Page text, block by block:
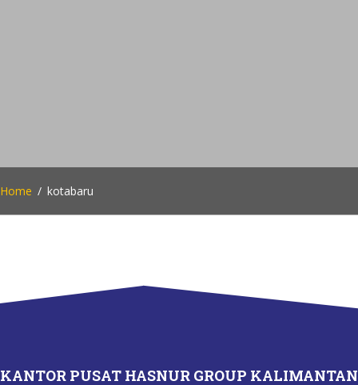
Home kotabaru
KANTOR PUSAT HASNUR GROUP KALIMANTAN